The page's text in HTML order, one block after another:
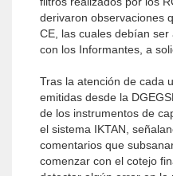
derivaron observaciones
CE, las cuales debían
con los Informantes, a
Tras la atención de cada
emitidas desde la
de los instrumentos de
el sistema IKTAN,
comentarios que
comenzar con el cotejo